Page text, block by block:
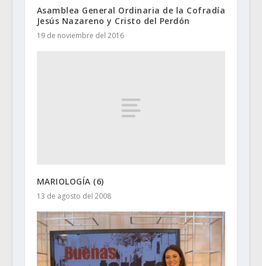
Asamblea General Ordinaria de la Cofradía
Jesús Nazareno y Cristo del Perdón
19 de noviembre del 2016
MARIOLOGÍA (6)
13 de agosto del 2008